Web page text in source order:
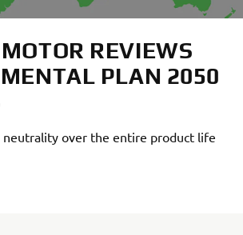
REVIEWS
PLAN 2050
over the entire product life